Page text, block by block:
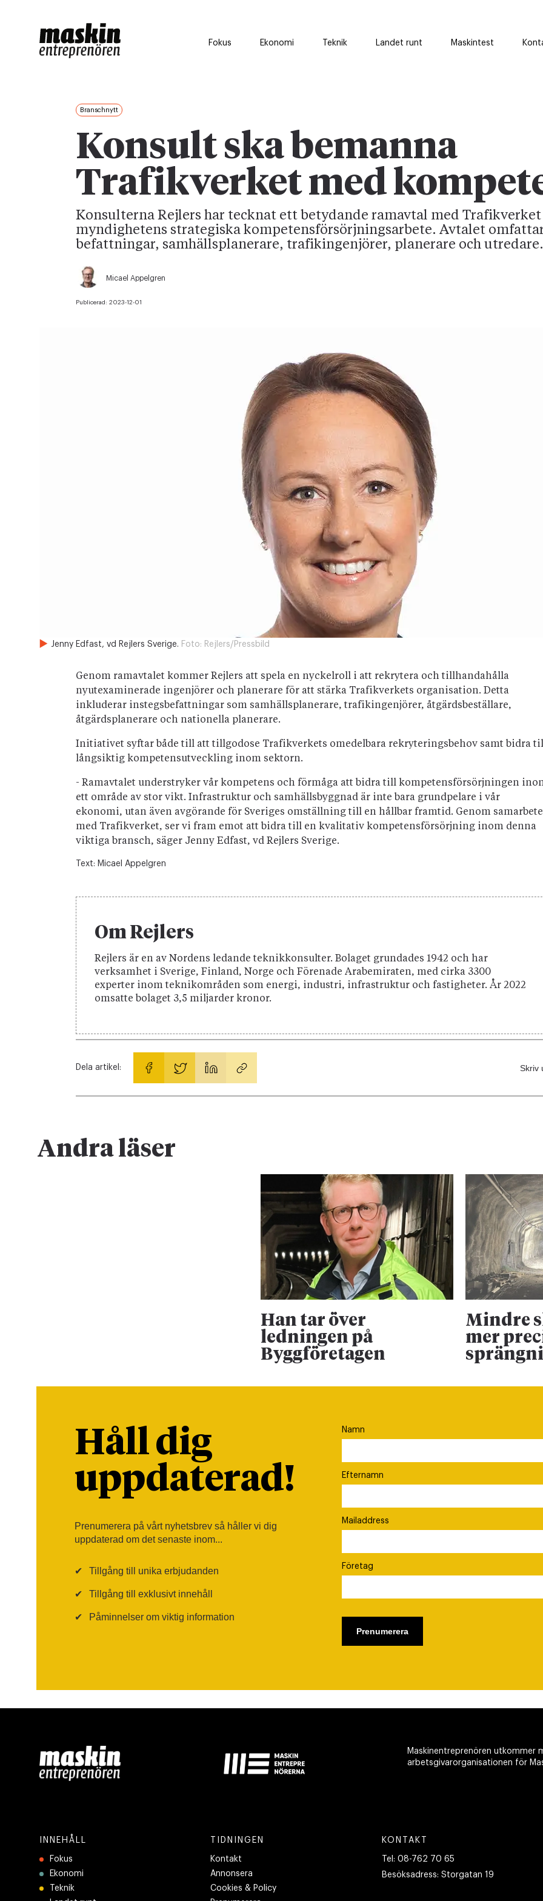
Fokus Ekonomi Teknik Landet runt Maskintest
Branschnytt
Konsult ska bemanna
Trafikverket med
Konsulterna Rejlers har tecknat ett betydande ramavtal med
myndighetens strategiska kompetensförsörjningsarbete. Avtalet
befattningar, samhällsplanerare, trafikingenjörer, planerare och utredare.
Micael Appelgren
Publicerad: 2023-12-01
Jenny Edfast, vd Rejlers Sverige. Foto: Rejlers/Pressbild
Genom ramavtalet kommer Rejlers att spela en nyckelroll i att rekrytera och tillhandahålla
nyutexaminerade ingenjörer och planerare för att stärka Trafikverkets organisation. Detta
inkluderar instegsbefattningar som samhällsplanerare, trafikingenjörer, åtgärdsbeställare,
åtgärdsplanerare och nationella planerare.
Initiativet syftar både till att tillgodose Trafikverkets omedelbara rekryteringsbehov samt bidra
långsiktig kompetensutveckling inom sektorn.
- Ramavtalet understryker vår kompetens och förmåga att bidra till kompetensförsörjningen
ett område av stor vikt. Infrastruktur och samhällsbyggnad är inte bara grundpelare i vår
ekonomi, utan även avgörande för Sveriges omställning till en hållbar framtid. Genom
med Trafikverket, ser vi fram emot att bidra till en kvalitativ kompetensförsörjning inom denna
viktiga bransch, säger Jenny Edfast, vd Rejlers Sverige.
Text: Micael Appelgren
Om Rejlers
Rejlers är en av Nordens ledande teknikkonsulter. Bolaget grundades 1942 och har
verksamhet i Sverige, Finland, Norge och Förenade Arabemiraten, med cirka 3300
experter inom teknikområden som energi, industri, infrastruktur och fastigheter. År 2022
omsatte bolaget 3,5 miljarder kronor.
Dela artikel: Skriv
Andra läser
Han tar över
ledningen på
Byggföretagen
Mindre
mer
Håll dig
uppdaterad!
Prenumerera på vårt nyhetsbrev så håller vi dig
uppdaterad om det senaste inom...
✔ Tillgång till unika erbjudanden
✔ Tillgång till exklusivt innehåll
✔ Påminnelser om viktig information
Namn
Efternamn
Mailaddress
Företag
Maskinentreprenören utkommer
arbetsgivarorganisationen för
INNEHÅLL
Fokus
Ekonomi
Teknik
TIDNINGEN
Kontakt
Annonsera
Cookies & Policy
KONTAKT
Tel: 08-762 70 65
Besöksadress: Storgatan 19